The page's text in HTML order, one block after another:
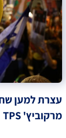
עצרת למען
מרקוביץ' TPS